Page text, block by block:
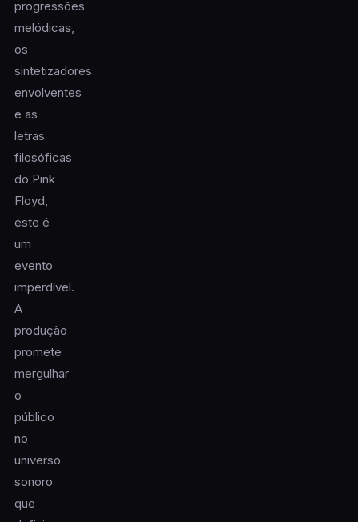
progressões
melódicas,
os
sintetizadores
envolventes
e as
letras
filosóficas
do Pink
Floyd,
este é
um
evento
imperdível.
A
produção
promete
mergulhar
o
público
no
universo
sonoro
que